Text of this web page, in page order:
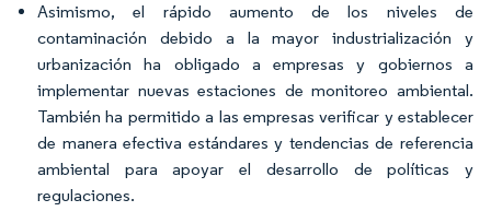
Asimismo, el rápido aumento de los niveles de
contaminación debido a la mayor industrialización y
urbanización ha obligado a empresas y gobiernos a
implementar nuevas estaciones de monitoreo ambiental.
También ha permitido a las empresas verificar y establecer
de manera efectiva estándares y tendencias de referencia
ambiental para apoyar el desarrollo de políticas y
regulaciones.